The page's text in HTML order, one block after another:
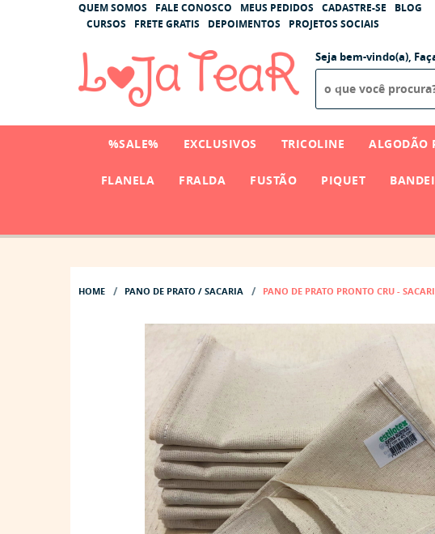
QUEM SOMOS FALE CONOSCO MEUS PEDIDOS CADASTRE-SE
BLOG
CURSOS
FRETE GRATIS DEPOIMENTOS PROJETOS SOCIAIS
Seja bem-vindo(a),
%SALE% EXCLUSIVOS TRICOLINE ALGODÃO
FLANELA FRALDA FUSTÃO PIQUET
HOME PANO DE PRATO / SACARIA PANO DE PRATO PRONTO CRU -